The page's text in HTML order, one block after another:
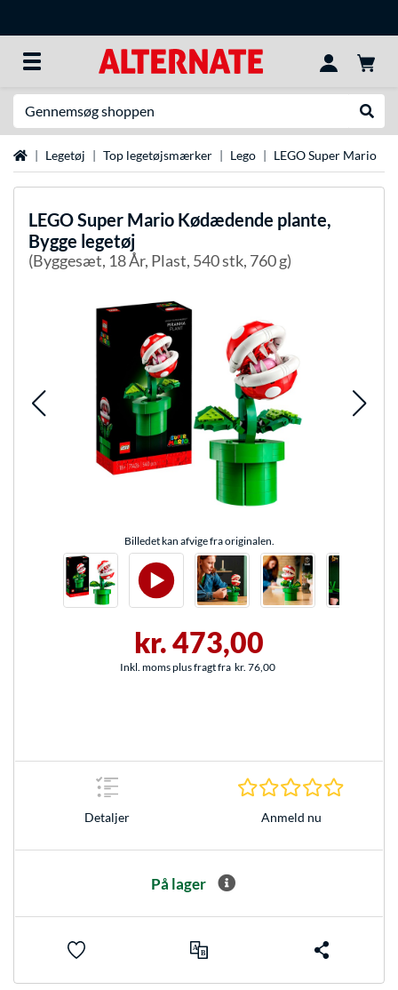
StartsideLegetøj Top legetøjsmærker Lego LEGO Super Mario
LEGOSuper Mario Kødædende plante,
Bygge legetøj
(Byggesæt, 18 År, Plast, 540 stk, 760 g)
Billedet kan afvige fra originalen.
kr. 473,00
Inkl. moms plus fragt fra kr. 76,00
Detaljer Anmeld nu
På lager